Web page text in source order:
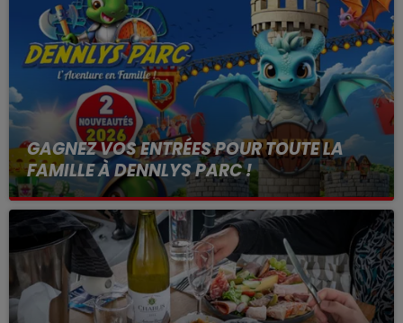
GAGNEZ VOS ENTRÉES POUR TOUTE LA
FAMILLE À DENNLYS PARC !
Debout c'est l'été